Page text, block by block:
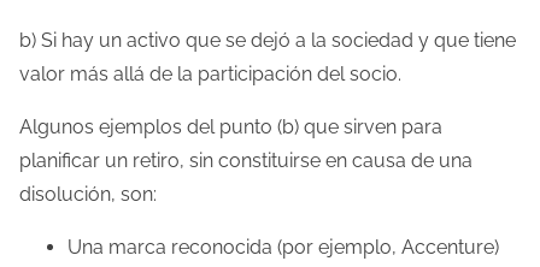
b) Si hay un activo que se dejó a la sociedad y que tiene
valor más allá de la participación del socio.
Algunos ejemplos del punto (b) que sirven para
planificar un retiro, sin constituirse en causa de una
disolución, son:
Una marca reconocida (por ejemplo, Accenture)